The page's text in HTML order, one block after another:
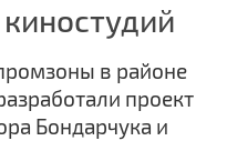
в районе
проект
Бондарчука и